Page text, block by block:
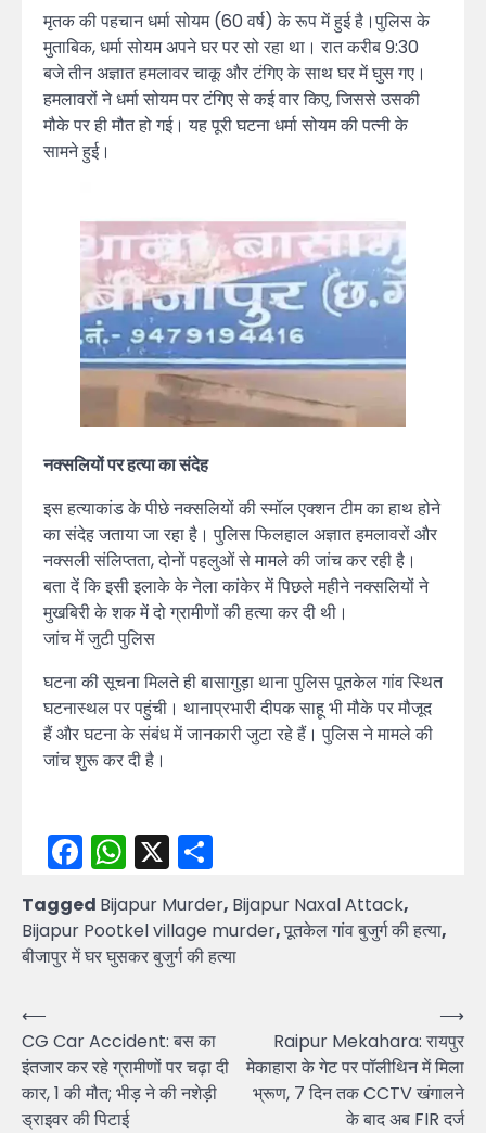
मृतक की पहचान धर्मा सोयम (60 वर्ष) के रूप में हुई है।पुलिस के
मुताबिक, धर्मा सोयम अपने घर पर सो रहा था। रात करीब 9:30
बजे तीन अज्ञात हमलावर चाकू और टंगिए के साथ घर में घुस गए।
हमलावरों ने धर्मा सोयम पर टंगिए से कई वार किए, जिससे उसकी
मौके पर ही मौत हो गई। यह पूरी घटना धर्मा सोयम की पत्नी के
सामने हुई।
नक्सलियों पर हत्या का संदेह
इस हत्याकांड के पीछे नक्सलियों की स्मॉल एक्शन टीम का हाथ होने
का संदेह जताया जा रहा है। पुलिस फिलहाल अज्ञात हमलावरों और
नक्सली संलिप्तता, दोनों पहलुओं से मामले की जांच कर रही है।
बता दें कि इसी इलाके के नेला कांकेर में पिछले महीने नक्सलियों ने
मुखबिरी के शक में दो ग्रामीणों की हत्या कर दी थी।
जांच में जुटी पुलिस
घटना की सूचना मिलते ही बासागुड़ा थाना पुलिस पूतकेल गांव स्थित
घटनास्थल पर पहुंची। थानाप्रभारी दीपक साहू भी मौके पर मौजूद
हैं और घटना के संबंध में जानकारी जुटा रहे हैं। पुलिस ने मामले की
जांच शुरू कर दी है।
Facebook
WhatsApp
X
Tagged Bijapur Murder, Bijapur Naxal Attack,
Bijapur Pootkel village murder,पूतकेल गांव बुजुर्ग की हत्या,
बीजापुर में घर घुसकर बुजुर्ग की हत्या
Post
navigation
⟵
CG Car Accident: बस का
इंतजार कर रहे ग्रामीणों पर चढ़ा दी
कार, 1 की मौत; भीड़ ने की नशेड़ी
ड्राइवर की पिटाई
Raipur Mekahara: रायपुर
मेकाहारा के गेट पर पॉलीथिन में मिला
भ्रूण, 7 दिन तक CCTV खंगालने
के बाद अब FIR दर्ज
⟶